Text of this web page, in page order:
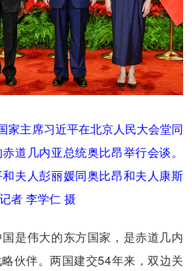
家主席习近平在北京人民大会堂同
道几内亚总统奥比昂举行会谈。
夫人彭丽媛同奥比昂和夫人康斯
者 李学仁 摄
伟大的东方国家，是赤道几内
伙伴。两国建交54年来，双边关